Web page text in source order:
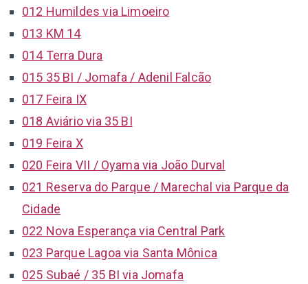
012 Humildes via Limoeiro
013 KM 14
014 Terra Dura
015 35 BI / Jomafa / Adenil Falcão
017 Feira IX
018 Aviário via 35 BI
019 Feira X
020 Feira VII / Oyama via João Durval
021 Reserva do Parque / Marechal via Parque da
Cidade
022 Nova Esperança via Central Park
023 Parque Lagoa via Santa Mônica
025 Subaé / 35 BI via Jomafa